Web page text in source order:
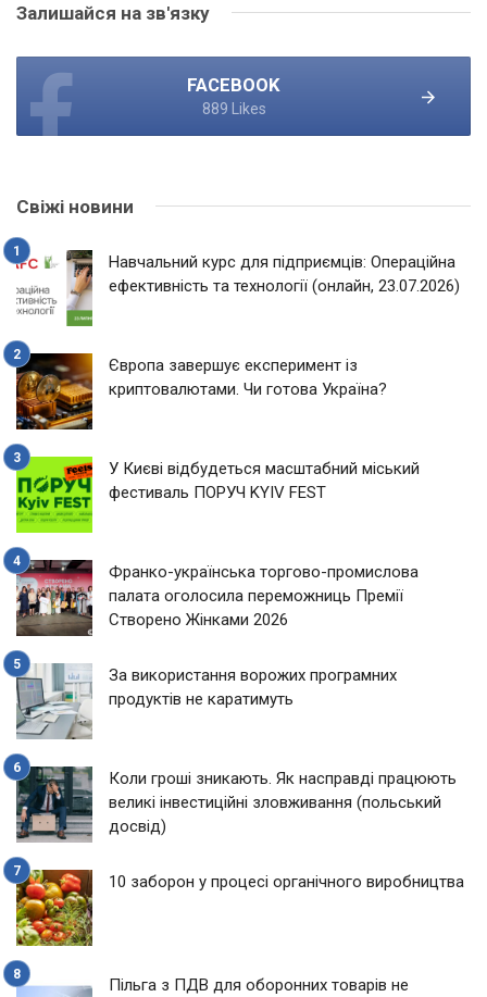
Залишайся на зв'язку
FACEBOOK
889 Likes
Свіжі новини
Навчальний курс для підприємців: Операційна
ефективність та технології (онлайн, 23.07.2026)
Європа завершує експеримент із
криптовалютами. Чи готова Україна?
У Києві відбудеться масштабний міський
фестиваль ПОРУЧ KYIV FEST
Франко-українська торгово-промислова
палата оголосила переможниць Премії
Створено Жінками 2026
За використання ворожих програмних
продуктів не каратимуть
Коли гроші зникають. Як насправді працюють
великі інвестиційні зловживання (польський
досвід)
10 заборон у процесі органічного виробництва
Пільга з ПДВ для оборонних товарів не